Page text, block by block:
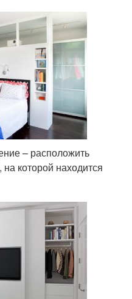
– расположить
которой находится